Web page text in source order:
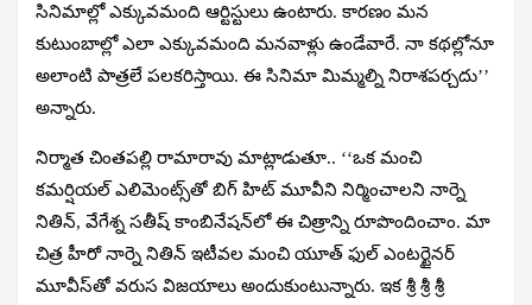
సినిమాల్లో ఎక్కువమంది ఆర్టిస్టులు ఉంటారు. కారణం మన
కుటుంబాల్లో ఎలా ఎక్కువమంది మనవాళ్లు ఉండేవారే. నా కథల్లోనూ
అలాంటి పాత్రలే పలకరిస్తాయి. ఈ సినిమా మిమ్మల్ని నిరాశపర్చదు’’
అన్నారు.
నిర్మాత చింతపల్లి రామారావు మాట్లాడుతూ.. ‘‘ఒక మంచి
కమర్షియల్ ఎలిమెంట్స్‌తో బిగ్ హిట్ మూవీని నిర్మించాలని నార్నె
నితిన్, వేగేశ్న సతీష్ కాంబినేషన్‌లో ఈ చిత్రాన్ని రూపొందించాం. మా
చిత్ర హీరో నార్నె నితిన్ ఇటీవల మంచి యూత్ ఫుల్ ఎంటర్టైనర్
మూవీస్‌తో వరుస విజయాలు అందుకుంటున్నారు. ఇక శ్రీ శ్రీ శ్రీ